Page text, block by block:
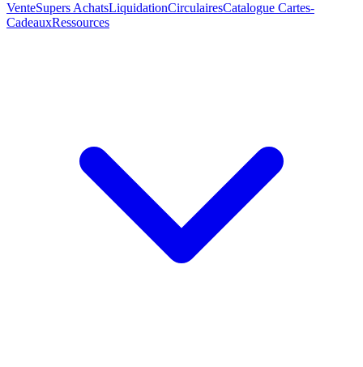
VenteSupers AchatsLiquidationCirculairesCatalogue Cartes-
CadeauxRessources